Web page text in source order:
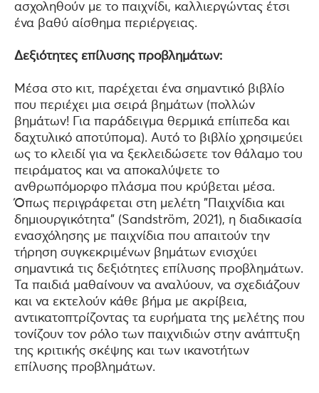
ασχοληθούν με το παιχνίδι, καλλιεργώντας έτσι
ένα βαθύ αίσθημα περιέργειας.
Δεξιότητες επίλυσης προβλημάτων:
Μέσα στο κιτ, παρέχεται ένα σημαντικό βιβλίο
που περιέχει μια σειρά βημάτων (πολλών
βημάτων! Για παράδειγμα θερμικά επίιπεδα και
δαχτυλικό αποτύπομα). Αυτό το βιβλίο χρησιμεύει
ως το κλειδί για να ξεκλειδώσετε τον θάλαμο του
πειράματος και να αποκαλύψετε το
ανθρωπόμορφο πλάσμα που κρύβεται μέσα.
Όπως περιγράφεται στη μελέτη "Παιχνίδια και
δημιουργικότητα" (Sandström, 2021), η διαδικασία
ενασχόλησης με παιχνίδια που απαιτούν την
τήρηση συγκεκριμένων βημάτων ενισχύει
σημαντικά τις δεξιότητες επίλυσης προβλημάτων.
Τα παιδιά μαθαίνουν να αναλύουν, να σχεδιάζουν
και να εκτελούν κάθε βήμα με ακρίβεια,
αντικατοπτρίζοντας τα ευρήματα της μελέτης που
τονίζουν τον ρόλο των παιχνιδιών στην ανάπτυξη
της κριτικής σκέψης και των ικανοτήτων
επίλυσης προβλημάτων.